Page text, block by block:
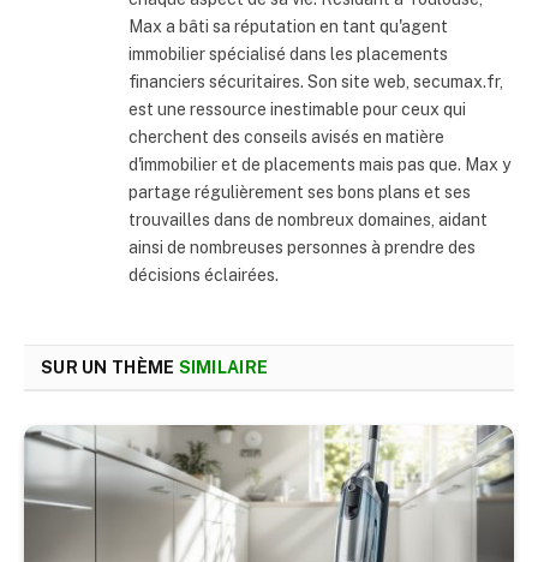
Max a bâti sa réputation en tant qu'agent
immobilier spécialisé dans les placements
financiers sécuritaires. Son site web, secumax.fr,
est une ressource inestimable pour ceux qui
cherchent des conseils avisés en matière
d'immobilier et de placements mais pas que. Max y
partage régulièrement ses bons plans et ses
trouvailles dans de nombreux domaines, aidant
ainsi de nombreuses personnes à prendre des
décisions éclairées.
SUR UN THÈME SIMILAIRE